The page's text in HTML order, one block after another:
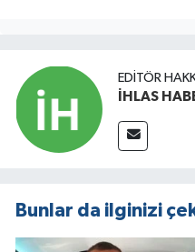
EDITÖR
İHLAS
Bunlar da ilginizi